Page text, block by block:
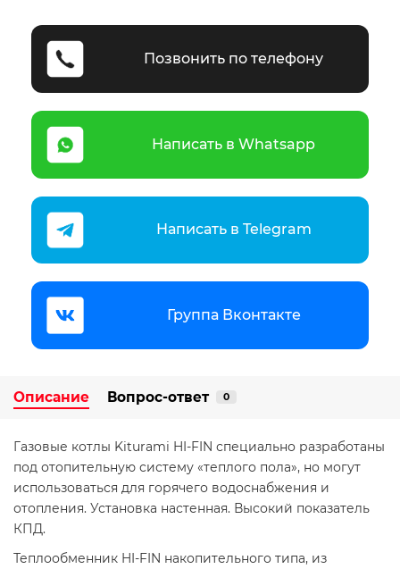
Позвонить по телефону
Написать в Whatsapp
Написать в Telegram
Группа Вконтакте
Описание Вопрос-ответ 0
Газовые котлы Kiturami HI-FIN специально разработаны
под отопительную систему «теплого пола», но могут
использоваться для горячего водоснабжения и
отопления. Установка настенная. Высокий показатель
КПД.
Теплообменник HI-FIN накопительного типа, из